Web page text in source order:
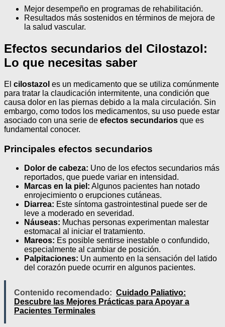
Mejor desempeño en programas de rehabilitación.
Resultados más sostenidos en términos de mejora de
la salud vascular.
Efectos secundarios del Cilostazol:
Lo que necesitas saber
El cilostazol es un medicamento que se utiliza comúnmente
para tratar la claudicación intermitente, una condición que
causa dolor en las piernas debido a la mala circulación. Sin
embargo, como todos los medicamentos, su uso puede estar
asociado con una serie de efectos secundarios que es
fundamental conocer.
Principales efectos secundarios
Dolor de cabeza: Uno de los efectos secundarios más
reportados, que puede variar en intensidad.
Marcas en la piel: Algunos pacientes han notado
enrojecimiento o erupciones cutáneas.
Diarrea: Este síntoma gastrointestinal puede ser de
leve a moderado en severidad.
Náuseas: Muchas personas experimentan malestar
estomacal al iniciar el tratamiento.
Mareos: Es posible sentirse inestable o confundido,
especialmente al cambiar de posición.
Palpitaciones: Un aumento en la sensación del latido
del corazón puede ocurrir en algunos pacientes.
Contenido recomendado: Cuidado Paliativo:
Descubre las Mejores Prácticas para Apoyar a
Pacientes Terminales